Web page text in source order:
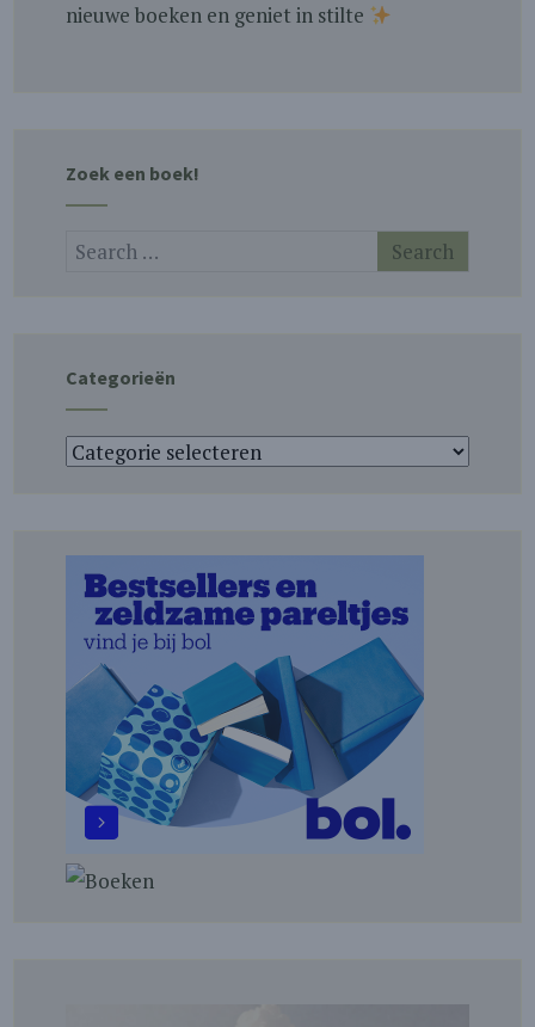
nieuwe boeken en geniet in stilte
Zoek een boek!
Categorieën
Categorieën